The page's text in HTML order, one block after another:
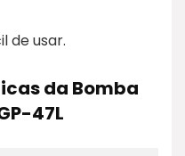
de usar.
da Bomba
47L